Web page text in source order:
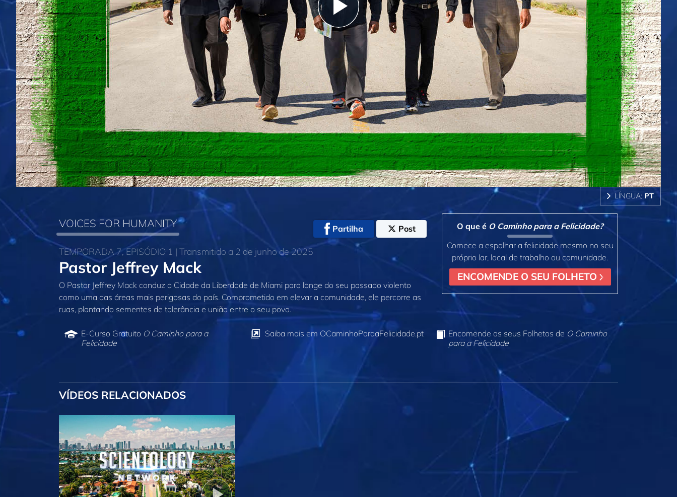
Play
Video
LÍNGUA: PT
VOICES FOR HUMANITY Partilha Post
TEMPORADA 7, EPISÓDIO 1 | Transmitido a 2 de junho de 2025
Pastor Jeffrey Mack
O Pastor Jeffrey Mack conduz a Cidade da Liberdade de Miami para longe do seu passado violento
como uma das áreas mais perigosas do país. Comprometido em elevar a comunidade, ele percorre as
ruas, plantando sementes de tolerância e união entre o seu povo.
O que é O Caminho para a Felicidade?
Comece a espalhar a felicidade mesmo no seu
próprio lar, local de trabalho ou comunidade.
ENCOMENDE O SEU FOLHETO
E‑Curso Gratuito O Caminho para a
Felicidade
Saiba mais em OCaminhoParaaFelicidade.pt Encomende os seus Folhetos de O Caminho
para a Felicidade
VÍDEOS RELACIONADOS